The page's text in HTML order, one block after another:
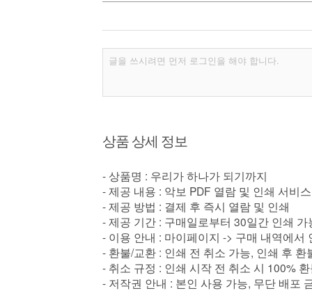
상품 상세 정보
- 상품명 : 우리가 하나가 되기까지
- 제공 내용 : 악보 PDF 열람 및 인쇄 서비스
- 제공 방법 : 결제 후 즉시 열람 및 인쇄
- 제공 기간 : 구매일로부터 30일간 인쇄
- 이용 안내 : 마이페이지 -> 구매 내역에서
- 환불/교환 : 인쇄 전 취소 가능, 인쇄 후 환
- 취소 규정 : 인쇄 시작 전 취소 시 100%
- 저작권 안내 : 본인 사용 가능, 무단 배포